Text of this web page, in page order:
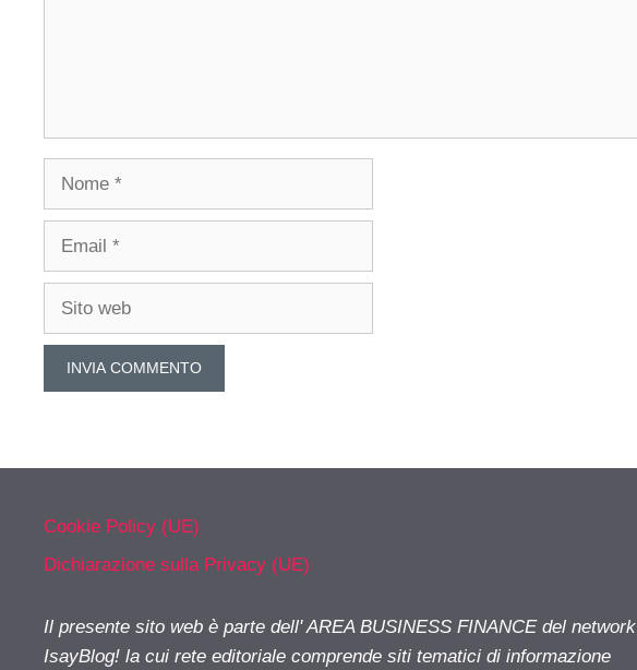
Cookie Policy (UE)
Dichiarazione sulla Privacy (UE)
Il presente sito web è parte dell' AREA BUSINESS FINANCE del network
IsayBlog! la cui rete editoriale comprende siti tematici di informazione